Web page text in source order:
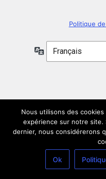
Politique
Langue
Nous utilisons des
expérience sur notre site.
dernier, nous considérerons
Ok